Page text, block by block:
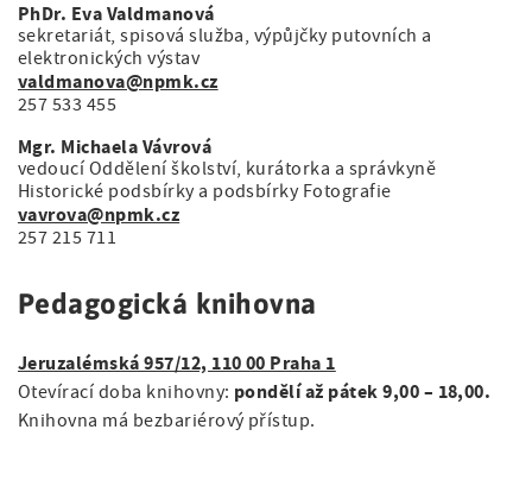
PhDr. Eva Valdmanová
sekretariát, spisová služba, výpůjčky putovních a
elektronických výstav
valdmanova@npmk.cz
257 533 455
Mgr. Michaela Vávrová
vedoucí Oddělení školství, kurátorka a správkyně
Historické podsbírky a podsbírky Fotografie
vavrova@npmk.cz
257 215 711
Pedagogická knihovna
Jeruzalémská 957/12, 110 00 Praha 1
Otevírací doba knihovny: pondělí až pátek 9,00 – 18,00.
Knihovna má bezbariérový přístup.